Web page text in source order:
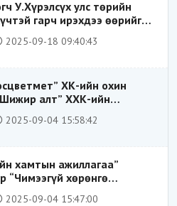
У.Хүрэлсүх улс төрийн
гарч ирэхдээ өөрийгөө
төлөө тэмцэгч, “хуучин
хонгилыг нураагч” гэсэн
2025-09-18 09:40:43
ХК-ийн охин
алт” ХХК-ийн
захирлаар ажиллаж байсан
холбогдох хэрэг хаашаа
2025-09-04 15:58:42
хамтын ажиллагаа”
“Чимээгүй хөрөнгө
2025-09-04 15:47:00